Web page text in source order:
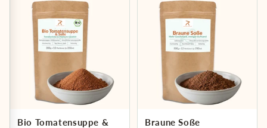
Bio Tomatensuppe &
Braune Soße